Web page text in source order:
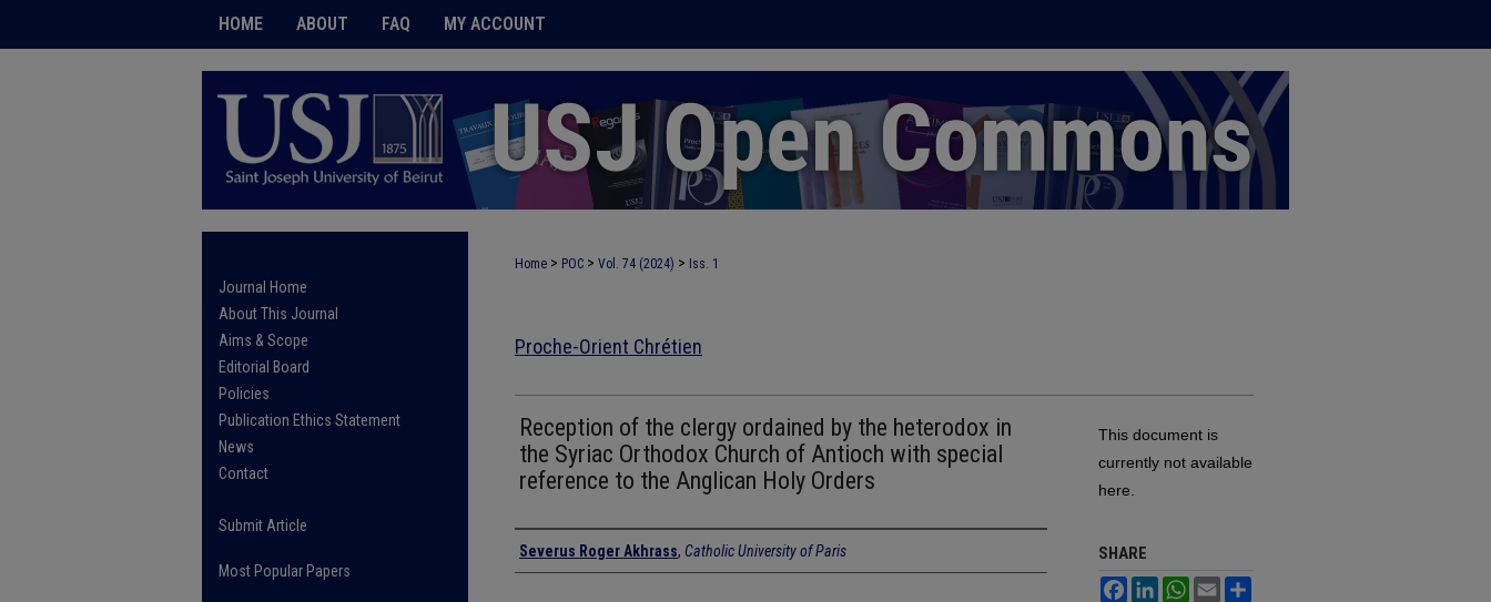
HOME ABOUT FAQ MY ACCOUNT
Home > POC > Vol. 74 (2024) > Iss. 1
Proche-Orient Chrétien
Reception of the clergy ordained by the heterodox in
the Syriac Orthodox Church of Antioch with special
reference to the Anglican Holy Orders
Authors
Severus Roger Akhrass, Catholic University of Paris
This document is
currently not available
here.
SHARE
FacebookLinkedInWhatsApp
Email
Journal Home
About This Journal
Aims & Scope
Editorial Board
Policies
Publication Ethics Statement
News
Contact
Submit Article
Most Popular Papers